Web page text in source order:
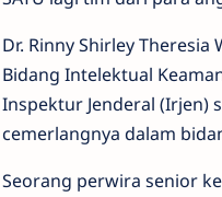
Dr. Rinny Shirley
Bidang Intelektual
Inspektur Jenderal (Irjen)
cemerlangnya dalam
Seorang perwira senior